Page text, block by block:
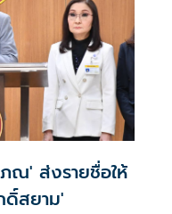
ณ' ส่งรายชื่อให้
ดิ์สยาม'